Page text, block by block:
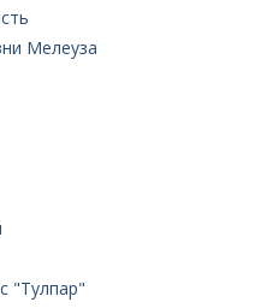
Мелеуза
"Тулпар"